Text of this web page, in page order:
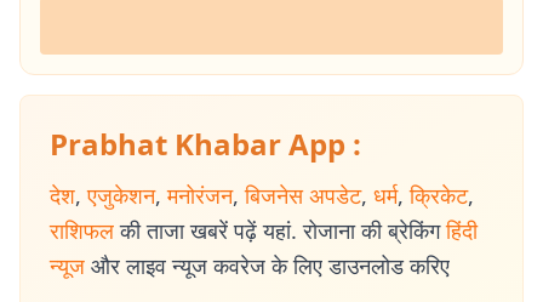
Prabhat Khabar App :
देश, एजुकेशन, मनोरंजन, बिजनेस अपडेट, धर्म, क्रिकेट,
राशिफल की ताजा खबरें पढ़ें यहां. रोजाना की ब्रेकिंग हिंदी
न्यूज और लाइव न्यूज कवरेज के लिए डाउनलोड करिए